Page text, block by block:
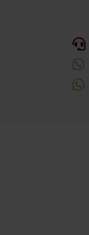


